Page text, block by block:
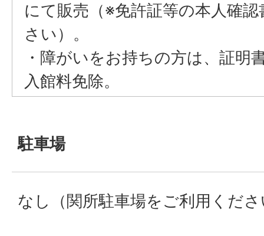
にて販売（※免許証等の本人確
さい）。
・障がいをお持ちの方は、証明
入館料免除。
駐車場
なし（関所駐車場をご利用くだ